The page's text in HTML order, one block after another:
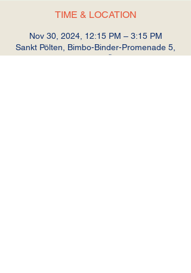
TIME & LOCATION
Nov 30, 2024, 12:15 PM – 3:15 PM
Sankt Pölten, Bimbo-Binder-Promenade 5,
3100 St. Pölten, Österreich